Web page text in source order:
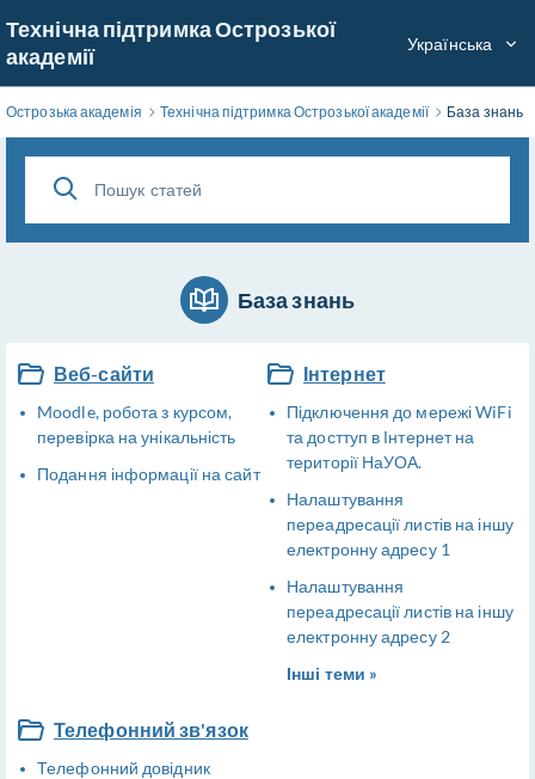
до
основного
вмісту
Технічна підтримка Острозької
академії
Українська
Острозька академія Технічна підтримка Острозької академії База знань
База знань
Веб-сайти
Moodle, робота з курсом,
перевірка на унікальність
Подання інформації на сайт
Інтернет
Підключення до мережі WiFi
та досттуп в Інтернет на
території НаУОА.
Налаштування
переадресації листів на іншу
електронну адресу 1
Налаштування
переадресації листів на іншу
електронну адресу 2
Інші теми »
Телефонний зв'язок
Телефонний довідник